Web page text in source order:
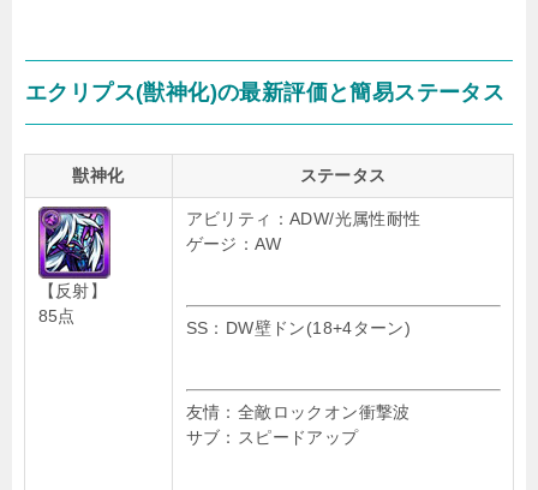
エクリプス(獣神化)の最新評価と簡易ステータス
獣神化 ステータス
【反射】
85点
アビリティ：ADW/光属性耐性
ゲージ：AW
SS：DW壁ドン(18+4ターン)
友情：全敵ロックオン衝撃波
サブ：スピードアップ